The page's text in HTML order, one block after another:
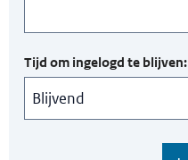
Tijd om ingelogd te blijven: